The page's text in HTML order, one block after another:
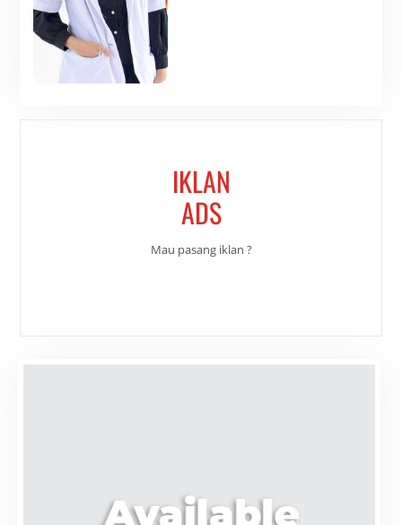
IKLAN
ADS
Mau pasang iklan ?